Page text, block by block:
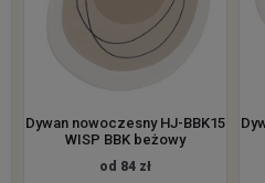
Dywan nowoczesny HJ-BBK15
WISP BBK beżowy
od 84 zł